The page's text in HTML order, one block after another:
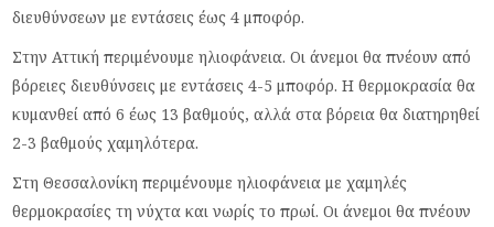
διευθύνσεων με εντάσεις έως 4 μποφόρ.
Στην Αττική περιμένουμε ηλιοφάνεια. Οι άνεμοι θα πνέουν από
βόρειες διευθύνσεις με εντάσεις 4-5 μποφόρ. Η θερμοκρασία θα
κυμανθεί από 6 έως 13 βαθμούς, αλλά στα βόρεια θα διατηρηθεί
2-3 βαθμούς χαμηλότερα.
Στη Θεσσαλονίκη περιμένουμε ηλιοφάνεια με χαμηλές
θερμοκρασίες τη νύχτα και νωρίς το πρωί. Οι άνεμοι θα πνέουν